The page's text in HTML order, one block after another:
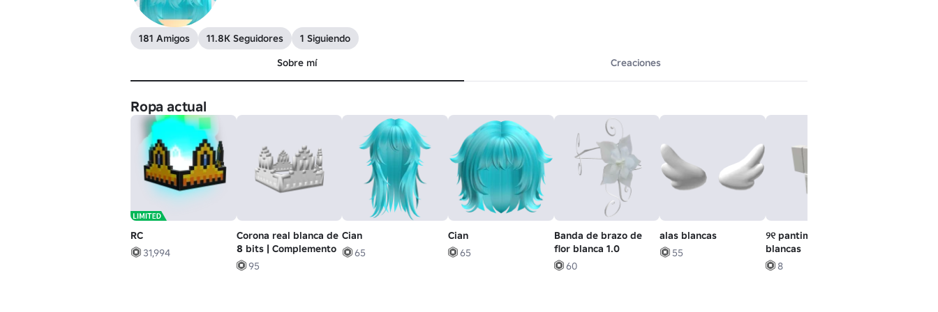
181 Amigos 11.8K Seguidores
1 Siguiendo
Sobre mí
Creaciones
Ropa actual
RC
31,994
Corona real blanca de
8 bits | Complemento
95
Cian
65
Cian
65
Banda de brazo de
flor blanca 1.0
60
alas blancas
55
୨୧ pantimedias
blancas
8